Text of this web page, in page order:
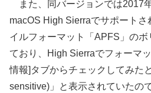
また、同バージョンでは2017
macOS High Sierraでサポート
イルフォーマット「APFS」の
ており、High Sierraでフォーマ
情報]タブからチェックしてみた
sensitive)」と表示されていたの